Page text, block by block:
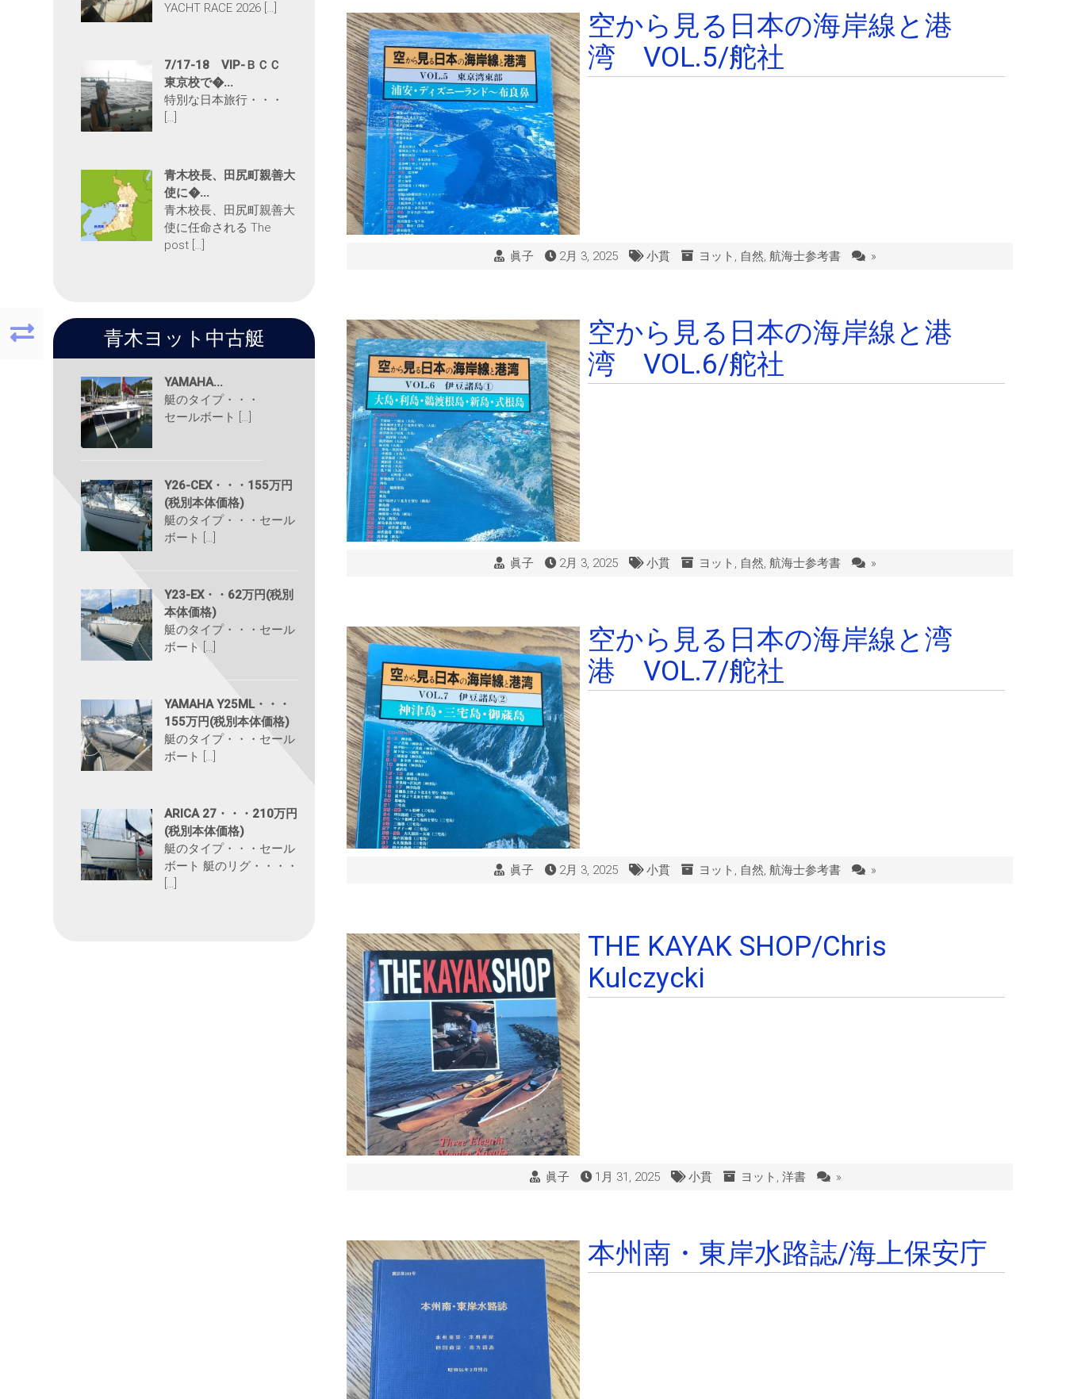
空から見る日本の海岸線と港
湾 VOL.5/舵社
眞子 2月 3, 2025 小貫 ヨット , 自然, 航海士参考書 »
空から見る日本の海岸線と港
湾 VOL.6/舵社
眞子 2月 3, 2025 小貫 ヨット , 自然, 航海士参考書 »
空から見る日本の海岸線と湾
港 VOL.7/舵社
眞子 2月 3, 2025 小貫 ヨット , 自然, 航海士参考書 »
THE KAYAK SHOP/Chris
Kulczycki
眞子 1月 31, 2025 小貫 ヨット , 洋書 »
本州南・東岸水路誌/海上保安庁
YACHT RACE 2026 […]
7/17-18 VIP-ＢＣＣ
東京校で�...
特別な日本旅行・・・
[…]
青木校長、田尻町親善大
使に�...
青木校長、田尻町親善大
使に任命される The
post […]
青木ヨット中古艇
YAMAHA...
艇のタイプ・・・
セールボート […]
Y26-CEX・・・155万円
(税別本体価格)
艇のタイプ・・・セール
ボート […]
Y23-EX・・62万円(税別
本体価格)
艇のタイプ・・・セール
ボート […]
YAMAHA Y25ML・・・
155万円(税別本体価格)
艇のタイプ・・・セール
ボート […]
ARICA 27・・・210万円
(税別本体価格)
艇のタイプ・・・セール
ボート 艇のリグ・・・・
[…]